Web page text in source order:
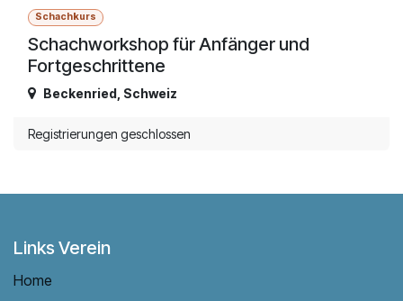
Schachkurs
Schachworkshop für Anfänger und
Fortgeschrittene
Beckenried Schweiz
Registrierungen geschlossen
Links Verein
Home